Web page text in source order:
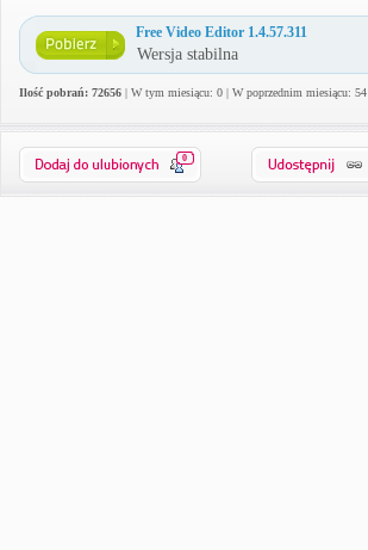
Free Video Editor 1.4.57.311
Wersja stabilna
Ilość pobrań: 72656 | W tym miesiącu: 0 | W poprzednim miesiącu: 54
0